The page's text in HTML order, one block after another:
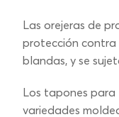
Las orejeras de
protección contra
blandas, y se
Los tapones para
variedades